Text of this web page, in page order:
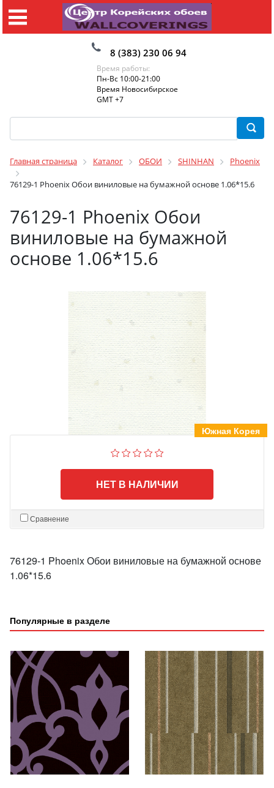
8 (383) 230 06 94
Время работы:
Пн-Вс 10:00-21:00
Время Новосибирское
GMT +7
Главная страница Каталог ОБОИ SHINHAN Phoenix
76129-1 Phoenix Обои виниловые на бумажной основе 1.06*15.6
76129-1 Phoenix Обои
виниловые на бумажной
основе 1.06*15.6
Южная Корея
НЕТ В НАЛИЧИИ
Сравнение
76129-1 Phoenix Обои виниловые на бумажной основе
1.06*15.6
Популярные в разделе